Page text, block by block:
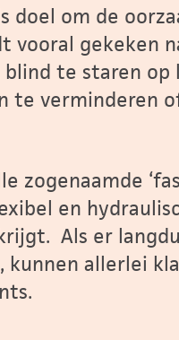
om de
vooral gekeken
te staren
te verminderen
zogenaamde
en
Als er
allerlei